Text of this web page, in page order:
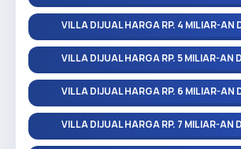
VILLA DIJUAL HARGA RP. 4 MILIAR-AN
VILLA DIJUAL HARGA RP. 5 MILIAR-AN
VILLA DIJUAL HARGA RP. 6 MILIAR-AN
VILLA DIJUAL HARGA RP. 7 MILIAR-AN